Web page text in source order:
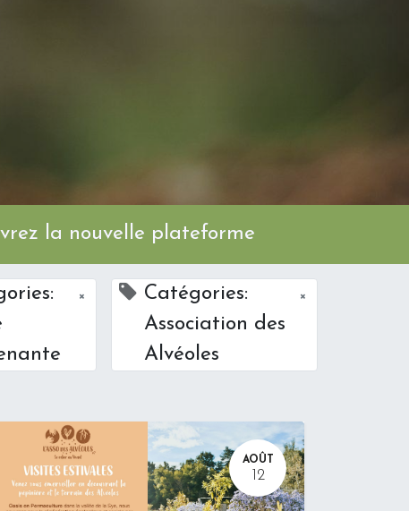
la nouvelle plateforme
×
Catégories:
Association des
Alvéoles
×
AOÛT
12